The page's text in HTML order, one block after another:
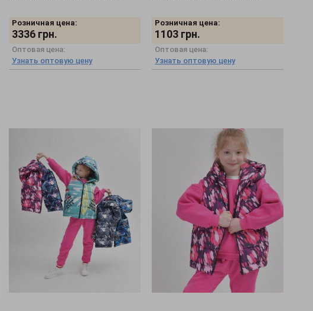
Розничная цена:
3336 грн.
Оптовая цена:
Узнать оптовую цену
Розничная цена:
1103 грн.
Оптовая цена:
Узнать оптовую цену